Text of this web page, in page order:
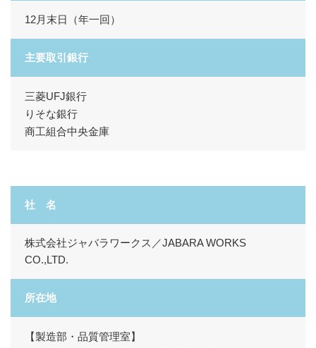
12月末日（年一回）
主要取引銀行
三菱UFJ銀行
りそな銀行
商工組合中央金庫
社 名
株式会社ジャバラワークス／JABARA WORKS
CO.,LTD.
所在地
【製造部・品質管理室】